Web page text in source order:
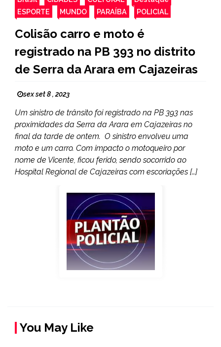
ESPORTE
MUNDO PARAÍBA POLICIAL
Colisão carro e moto é
registrado na PB 393 no distrito
de Serra da Arara em Cajazeiras
sex set 8 , 2023
Um sinistro de trânsito foi registrado na PB 393 nas
proximidades da Serra da Arara em Cajazeiras no
final da tarde de ontem. O sinistro envolveu uma
moto e um carro. Com impacto o motoqueiro por
nome de Vicente, ficou ferido, sendo socorrido ao
Hospital Regional de Cajazeiras com escoriações […]
You May Like